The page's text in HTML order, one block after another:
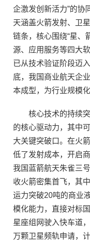
企激发创新活力”的协
天涵盖火箭发射、卫
链条，核心围绕“星、
源、应用服务等四大
已从技术验证阶段迈
底，我国商业航天企
本成型，为行业规模
核心技术的持续突
的核心驱动力，其中
大关键突破口。在火
低了发射成本，开启
我国蓝箭航天朱雀三
收火箭密集首飞，其
运力突破20吨的商业
模化能力，直接对标
星座组网驶入快车道
万颗卫星频轨申请，